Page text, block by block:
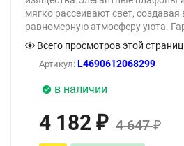
мягко рассеивают свет, создавая
равномерную атмосферу уюта.
Всего просмотров этой
Артикул: L4690612068299
в наличии
4 182 ₽ 4 647₽